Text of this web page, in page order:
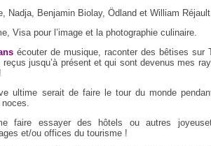
Nadja, Benjamin Biolay, Ödland et William
Visa pour l’image et la photographie culinaire.
écouter de musique, raconter des bêtises sur
jusqu’à présent et qui sont devenus mes
ultime serait de faire le tour du monde
faire essayer des hôtels ou autres
et/ou offices du tourisme !